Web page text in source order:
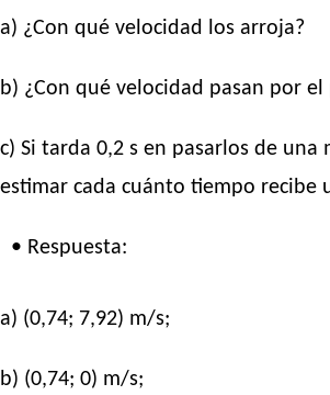
a) ¿Con qué velocidad los arroja?
b) ¿Con qué velocidad pasan por
c) Si tarda 0,2 s en pasarlos de una
estimar cada cuánto tiempo recibe
• Respuesta:
a) (0,74; 7,92) m/s;
b) (0,74; 0) m/s;